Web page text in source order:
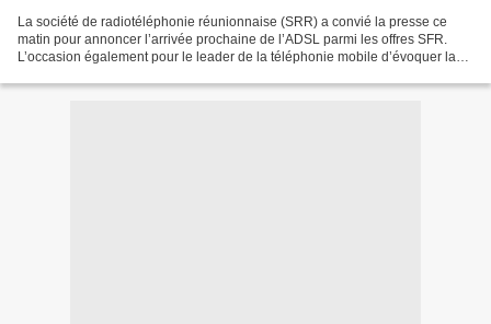
La société de radiotéléphonie réunionnaise (SRR) a convié la presse ce
matin pour annoncer l’arrivée prochaine de l’ADSL parmi les offres SFR.
L’occasion également pour le leader de la téléphonie mobile d’évoquer la